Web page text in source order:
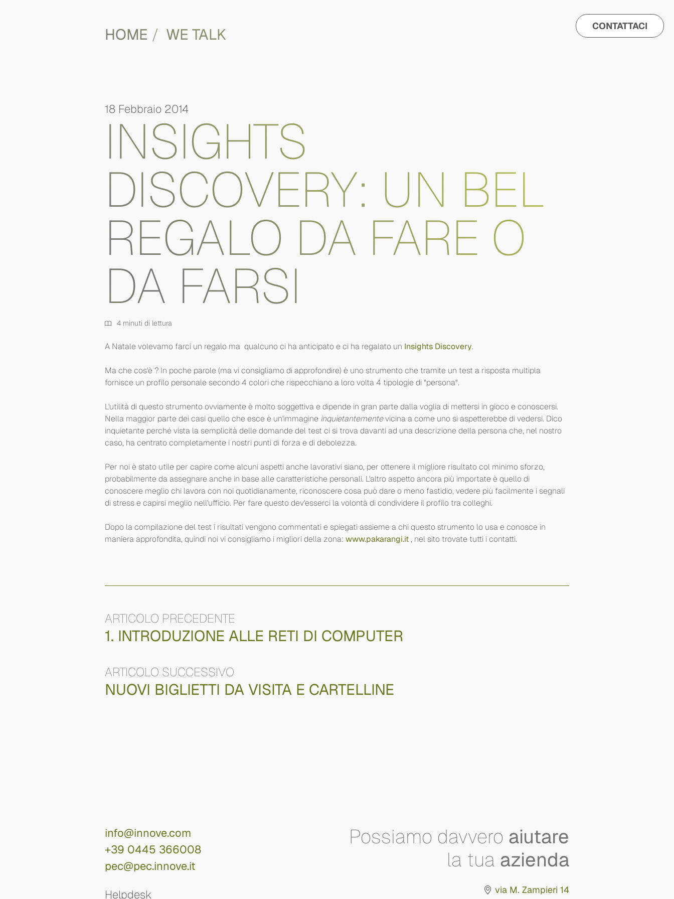
CONTATTACI
HOME WE TALK
18 Febbraio 2014
INSIGHTS
DISCOVERY: UN BEL
REGALO DA FARE O
DA FARSI
4 minuti di lettura
A Natale volevamo farci un regalo ma qualcuno ci ha anticipato e ci ha regalato un Insights Discovery.
Ma che cos'è ? In poche parole (ma vi consigliamo di approfondire) è uno strumento che tramite un test a risposta multipla
fornisce un profilo personale secondo 4 colori che rispecchiano a loro volta 4 tipologie di "persona".
L'utilità di questo strumento ovviamente è molto soggettiva e dipende in gran parte dalla voglia di mettersi in gioco e conoscersi.
Nella maggior parte dei casi quello che esce è un'immagine inquietantementevicina a come uno si aspetterebbe di vedersi. Dico
inquietante perché vista la semplicità delle domande del test ci si trova davanti ad una descrizione della persona che, nel nostro
caso, ha centrato completamente i nostri punti di forza e di debolezza.
Per noi è stato utile per capire come alcuni aspetti anche lavorativi siano, per ottenere il migliore risultato col minimo sforzo,
probabilmente da assegnare anche in base alle caratteristiche personali. L'altro aspetto ancora più importate è quello di
conoscere meglio chi lavora con noi quotidianamente, riconoscere cosa può dare o meno fastidio, vedere più facilmente i segnali
di stress e capirsi meglio nell'ufficio. Per fare questo dev'esserci la volontà di condividere il profilo tra colleghi.
Dopo la compilazione del test i risultati vengono commentati e spiegati assieme a chi questo strumento lo usa e conosce in
maniera approfondita, quindi noi vi consigliamo i migliori della zona: www.pakarangi.it, nel sito trovate tutti i contatti.
ARTICOLO PRECEDENTE
1. INTRODUZIONE ALLE RETI DI COMPUTER
ARTICOLO SUCCESSIVO
NUOVI BIGLIETTI DA VISITA E CARTELLINE
info@innove.com
+39 0445 366008
pec@pec.innove.it
Helpdesk
Possiamo davvero aiutare
la tua azienda
via M. Zampieri 14